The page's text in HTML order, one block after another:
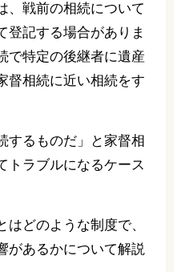
、戦前の相続について
登記する場合がありま
で特定の後継者に遺産
督相続に近い相続をす
するものだ」と家督相
トラブルになるケース
どのような制度で、
があるかについて解説